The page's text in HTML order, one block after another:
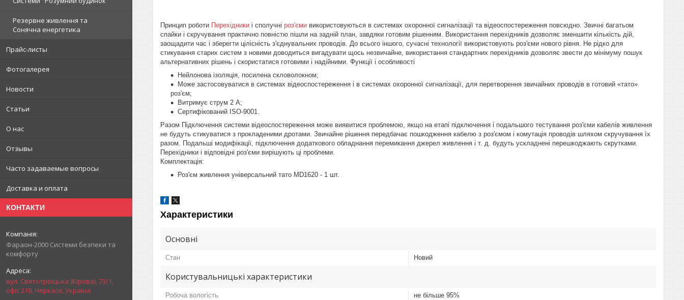
Резервне живлення та
Сонячна енергетика
Прайс-листы
Фотогалерея
Новости
Статьи
О нас
Отзывы
Часто задаваемые вопросы
Доставка и оплата
КОНТАКТИ
Фараон-2000 Системи безпеки та
комфорту
вул. Святотроїцька (Кірова), 73/1,
офіс 210, Черкаси, Україна
Принцип роботи Перехідники і сполучні роз'єми використовуються в системах охоронної сигналізації та відеоспостереження повсюдно. Звичні багатьом
спайки і скручування практично повністю пішли на задній план, завдяки готовим рішенням. Використання перехідників дозволяє зменшити кількість дій,
заощадити час і зберегти цілісність з'єднувальних проводів. До всього іншого, сучасні технології використовують роз'єми нового рівня. Не рідко для
стикування старих систем з новими доводиться вигадувати щось незвичайне, використання стандартних перехідників дозволяє звести до мінімуму пошук
альтернативних рішень і скористатися готовими і надійними. Функції і особливості
Нейлонова ізоляція, посилена скловолокном;
Може застосовуватися в системах відеоспостереження і в системах охоронної сигналізації, для перетворення звичайних проводів в готовий «тато»
роз'єм;
Витримує струм 2 А;
Сертифікований ISO-9001.
Разом Підключення системи відеоспостереження може виявитися проблемою, якщо на етапі підключення і подальшого тестування роз'єми кабелів живлення
не будуть стикуватися з прокладеними дротами. Звичайне рішення передбачає пошкодження кабелю з роз'ємом і комутація проводів шляхом скручування їх
разом. Подальші модифікації, підключення додаткового обладнання перемикання джерел живлення і т. д. будуть ускладнені перешкоджають скрутками.
Перехідники і відповідні роз'єми вирішують ці проблеми.
Комплектація:
Роз'єм живлення універсальний тато MD1620 - 1 шт.
Характеристики
Основні
Стан Новий
Користувальницькі характеристики
Робоча вологість не більше 95%